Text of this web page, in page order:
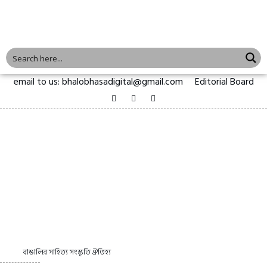
email to us: bhalobhasadigital@gmail.com Editorial Board
বাঙালির সাহিত্য সংস্কৃতি ঐতিহ্য